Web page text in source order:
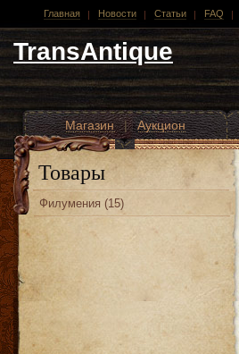
Главная Новости Статьи FAQ
TransAntique
Магазин | Аукцион
Другие стили
Товары
Филумения (15)